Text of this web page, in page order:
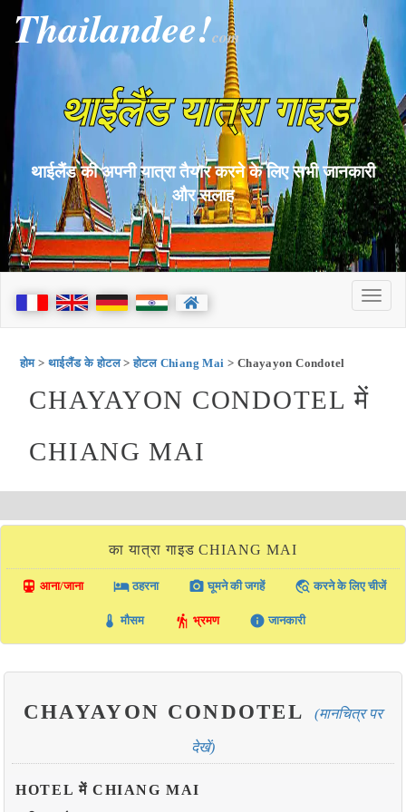
Thailandee!com
थाईलैंड यात्रा गाइड
थाईलैंड की अपनी यात्रा तैयार करने के लिए सभी जानकारी
और सलाह
होम>थाईलैंड के होटल>होटल Chiang Mai > Chayayon Condotel
CHAYAYON CONDOTEL में
CHIANG MAI
का यात्रा गाइड CHIANG MAI
directions_transit आना/जाना local_hotelठहरना photo_camera घूमने की जगहें travel_explore करने के लिए चीजें
thermostat मौसम hiking भ्रमण info जानकारी
CHAYAYON CONDOTEL (मानचित्र पर
देखें)
HOTEL में CHIANG MAI